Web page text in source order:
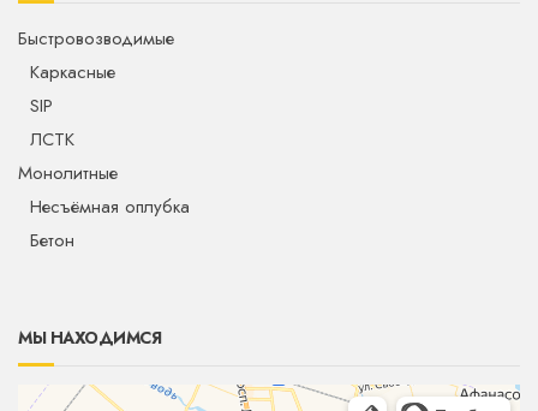
Быстровозводимые
Каркасные
SIP
ЛСТК
Монолитные
Несъёмная оплубка
Бетон
МЫ НАХОДИМСЯ